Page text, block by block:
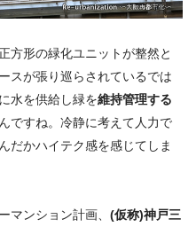
方形の緑化ユニットが整然と
スが張り巡らされているでは
水を供給し緑を維持管理する
ですね。冷静に考えて人力で
だかハイテク感を感じてしま
マンション計画、 (仮称)神戸三